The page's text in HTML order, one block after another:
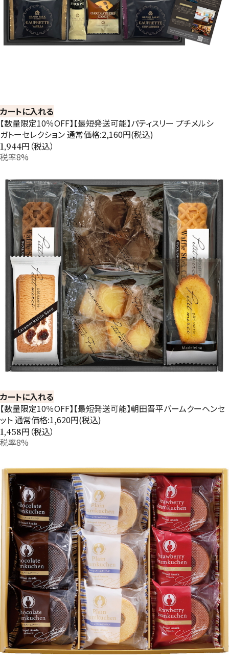
カートに入れる
【数量限定10％OFF】【最短発送可能】パティスリー プチメルシ
ガトーセレクション 通常価格:2,160円(税込)
1,944円（税込）
税率8%
カートに入れる
【数量限定10％OFF】【最短発送可能】朝田晋平バームクーヘンセ
ット 通常価格:1,620円(税込)
1,458円（税込）
税率8%